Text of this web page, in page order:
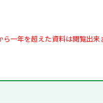
一年を超えた資料は閲覧出来